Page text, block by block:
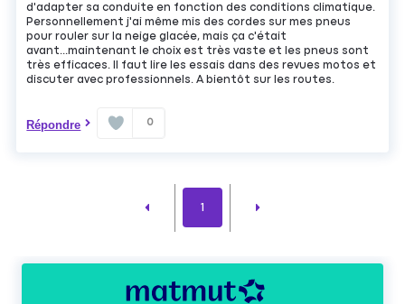
d'adapter sa conduite en fonction des conditions climatique.
Personnellement j'ai même mis des cordes sur mes pneus
pour rouler sur la neige glacée, mais ça c'était
avant...maintenant le choix est très vaste et les pneus sont
très efficaces. Il faut lire les essais dans des revues motos et
discuter avec professionnels. A bientôt sur les routes.
Répondre 0
1